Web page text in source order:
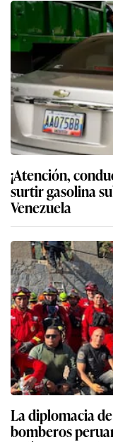
¡Atención,
surtir gasolina
Venezuela
La diplomacia
bomberos